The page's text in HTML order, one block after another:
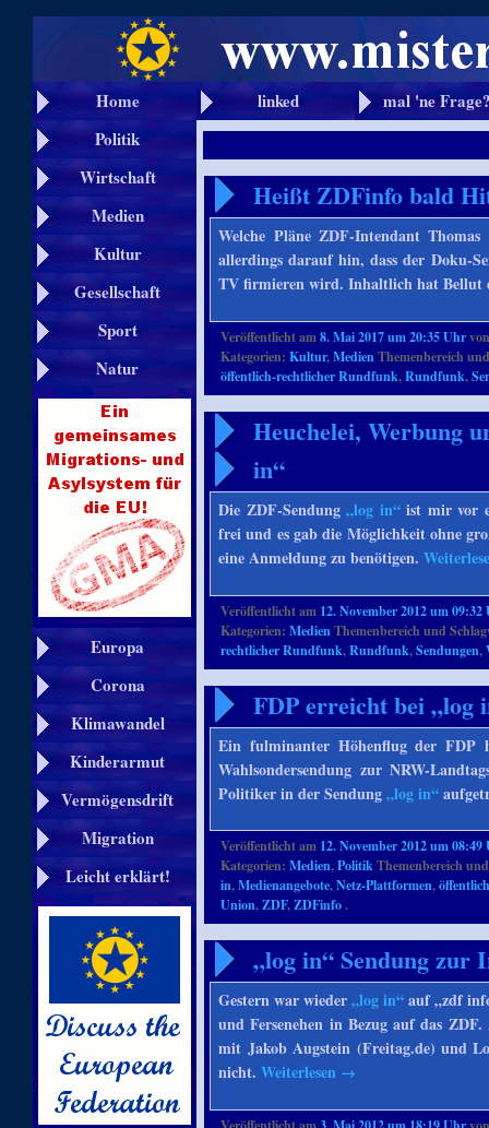
Home linked
mal 'ne
Politik
Wirtschaft
Medien
Kultur
Gesellschaft
Sport
Natur
Europa
Corona
Klimawandel
Kinderarmut
Vermögensdrift
Migration
Leicht erklärt!
Heißt ZDFinfo bald
Welche Pläne ZDF-Intendant
allerdings darauf hin, dass der Doku-
TV firmieren wird. Inhaltlich hat Bellut
Veröffentlicht am8. Mai 2017 um 20:35 Uhr
Kategorien:Kultur,MedienThemenbereich
öffentlich-rechtlicher Rundfunk,Rundfunk,
Heuchelei, Werbung
in“
Die ZDF-Sendung„log in“ist mir vor
frei und es gab die Möglichkeit ohne
eine Anmeldung zu benötigen.
Veröffentlicht am 12. November 2012 um 09:32
Kategorien:MedienThemenbereich und
rechtlicher Rundfunk,Rundfunk,Sendungen,
FDP erreicht bei „log
Ein fulminanter Höhenflug der FDP
Wahlsondersendung zur NRW-
Politiker in der Sendung„log in“
Veröffentlicht am 12. November 2012 um 08:49
Kategorien:Medien,PolitikThemenbereich
in,Medienangebote,Netz-Plattformen,
Union,ZDF,ZDFinfo.
„log in“ Sendung
Gestern war wieder„log in“auf „zdf
und Fersenehen in Bezug auf das
mit Jakob Augstein (Freitag.de) und
nicht.Weiterlesen →